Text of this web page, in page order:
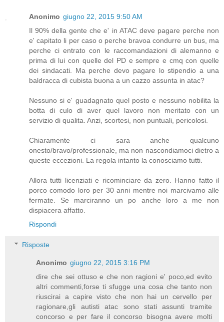
Anonimo giugno 22, 2015 9:50 AM
Il 90% della gente che e' in ATAC deve pagare perche non
e' capitato li per caso o perche bravoa condurre un bus, ma
perche ci entrato con le raccomandazioni di alemanno e
prima di lui con quelle del PD e sempre e cmq con quelle
dei sindacati. Ma perche devo pagare lo stipendio a una
baldracca di cubista buona a un cazzo assunta in atac?
Nessuno si e' guadagnato quel posto e nessuno nobilita la
botta di culo di aver quel lavoro non meritato con un
servizio di qualita. Anzi, scortesi, non puntuali, pericolosi.
Chiaramente ci sara anche qualcuno
onesto/bravo/professionale, ma non nascondiamoci dietro a
queste eccezioni. La regola intanto la conosciamo tutti.
Allora tutti licenziati e ricominciare da zero. Hanno fatto il
porco comodo loro per 30 anni mentre noi marcivamo alle
fermate. Se marciranno un po anche loro a me non
dispiacera affatto.
Rispondi
Risposte
Anonimo giugno 22, 2015 3:16 PM
dire che sei ottuso e che non ragioni e' poco,ed evito
altri commenti,forse ti sfugge una cosa che tanto non
riuscirai a capire visto che non hai un cervello per
ragionare,gli autisti atac sono stati assunti tramite
concorso e per fare il concorso bisogna avere molti